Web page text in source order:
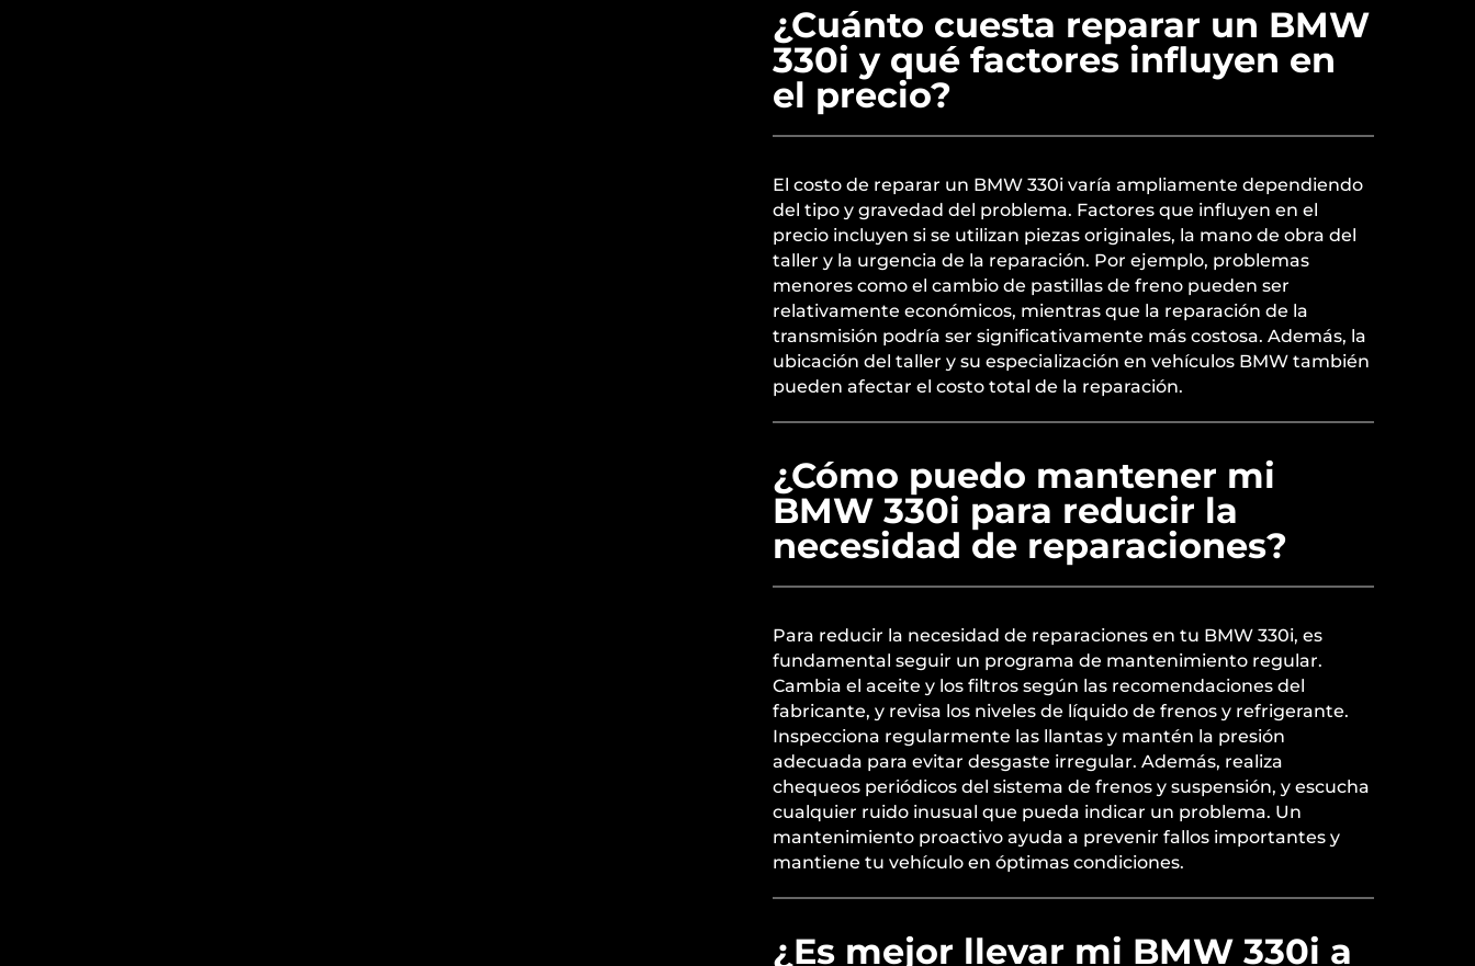
¿Cuánto cuesta reparar un BMW
330i y qué factores influyen en
el precio?
El costo de reparar un BMW 330i varía ampliamente dependiendo
del tipo y gravedad del problema. Factores que influyen en el
precio incluyen si se utilizan piezas originales, la mano de obra del
taller y la urgencia de la reparación. Por ejemplo, problemas
menores como el cambio de pastillas de freno pueden ser
relativamente económicos, mientras que la reparación de la
transmisión podría ser significativamente más costosa. Además, la
ubicación del taller y su especialización en vehículos BMW también
pueden afectar el costo total de la reparación.
¿Cómo puedo mantener mi
BMW 330i para reducir la
necesidad de reparaciones?
Para reducir la necesidad de reparaciones en tu BMW 330i, es
fundamental seguir un programa de mantenimiento regular.
Cambia el aceite y los filtros según las recomendaciones del
fabricante, y revisa los niveles de líquido de frenos y refrigerante.
Inspecciona regularmente las llantas y mantén la presión
adecuada para evitar desgaste irregular. Además, realiza
chequeos periódicos del sistema de frenos y suspensión, y escucha
cualquier ruido inusual que pueda indicar un problema. Un
mantenimiento proactivo ayuda a prevenir fallos importantes y
mantiene tu vehículo en óptimas condiciones.
¿Es mejor llevar mi BMW 330i a